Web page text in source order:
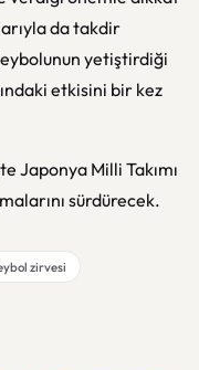
da takdir
yetiştirdiği
etkisini bir kez
Japonya Milli Takımı
sürdürecek.
zirvesi